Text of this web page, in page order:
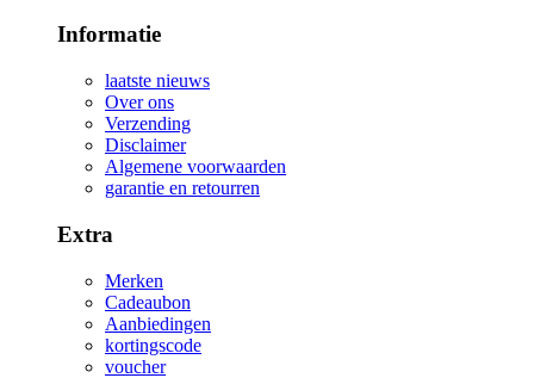
Informatie
laatste nieuws
Over ons
Verzending
Disclaimer
Algemene voorwaarden
garantie en retourren
Extra
Merken
Cadeaubon
Aanbiedingen
kortingscode
voucher